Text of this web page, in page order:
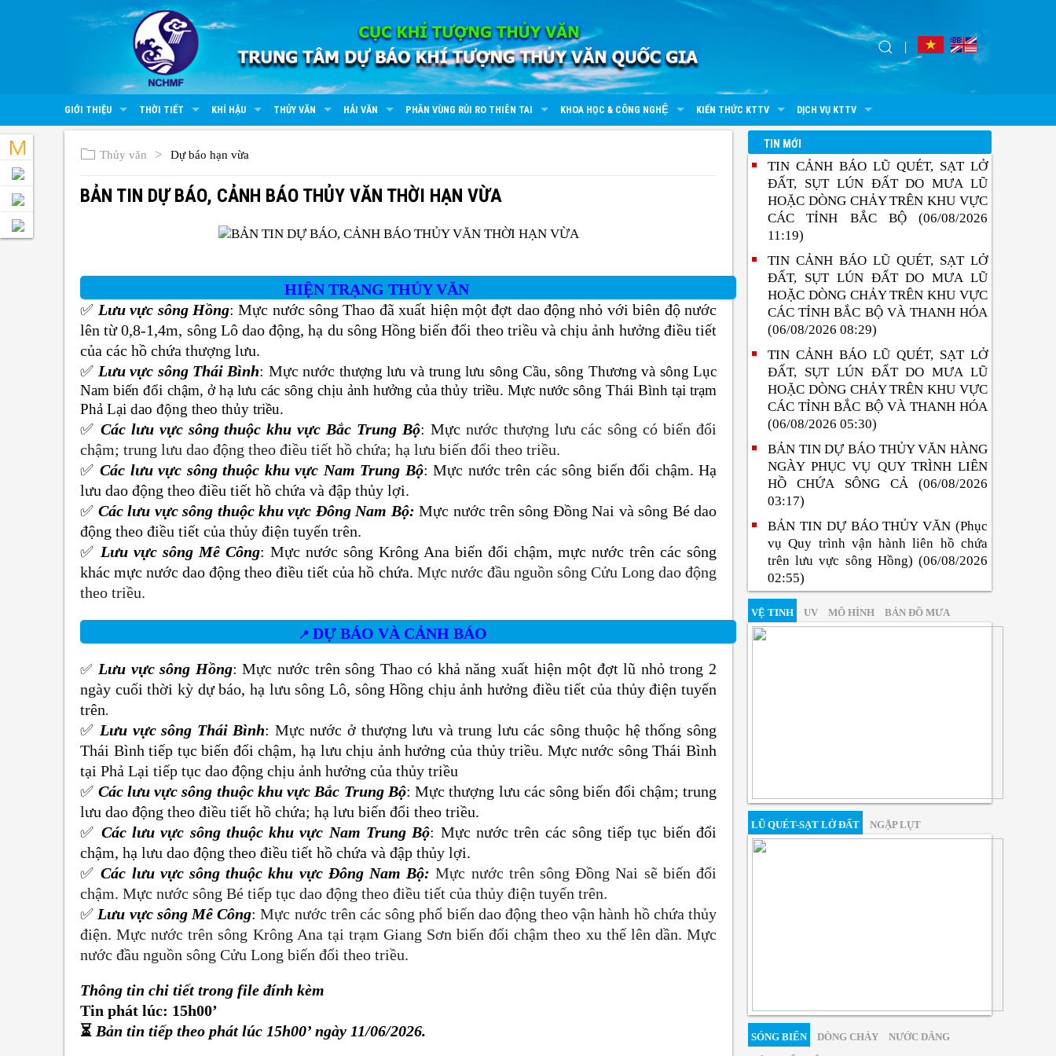
GIỚI THIỆU THỜI TIẾT KHÍ HẬU THỦY VĂN HẢI VĂN PHÂN VÙNG RỦI RO THIÊN TAI KHOA HỌC & CÔNG NGHỆ KIẾN THỨC KTTV DỊCH VỤ KTTV
Thủy văn Dự báo hạn vừa
BẢN TIN DỰ BÁO, CẢNH BÁO THỦY VĂN THỜI HẠN VỪA
HIỆN TRẠNG THỦY VĂN
✅ Lưu vực sông Hồng: Mực nước sông Thao đã xuất hiện một đợt dao động nhỏ với biên độ nước
lên từ 0,8-1,4m, sông Lô dao động, hạ du sông Hồng biến đổi theo triều và chịu ảnh hưởng điều tiết
của các hồ chứa thượng lưu.
✅ Lưu vực sông Thái Bình: Mực nước thượng lưu và trung lưu sông Cầu, sông Thương và sông Lục
Nam biến đổi chậm, ở hạ lưu các sông chịu ảnh hưởng của thủy triều. Mực nước sông Thái Bình tại trạm
Phả Lại dao động theo thủy triều.
✅ Các lưu vực sông thuộc khu vực Bắc Trung Bộ: Mực nước thượng lưu các sông có biến đổi
chậm; trung lưu dao động theo điều tiết hồ chứa; hạ lưu biến đổi theo triều.
✅ Các lưu vực sông thuộc khu vực Nam Trung Bộ: Mực nước trên các sông biến đổi chậm. Hạ
lưu dao động theo điều tiết hồ chứa và đập thủy lợi.
✅ Các lưu vực sông thuộc khu vực Đông Nam Bộ: Mực nước trên sông Đồng Nai và sông Bé dao
động theo điều tiết của thủy điện tuyến trên.
✅ Lưu vực sông Mê Công: Mực nước sông Krông Ana biến đổi chậm, mực nước trên các sông
khác mực nước dao động theo điều tiết của hồ chứa. Mực nước đầu nguồn sông Cửu Long dao động
theo triều.
📍 DỰ BÁO VÀ CẢNH BÁO
✅ Lưu vực sông Hồng:Mực nước trên sông Thao có khả năng xuất hiện một đợt lũ nhỏ trong 2
ngày cuối thời kỳ dự báo, hạ lưusông Lô, sông Hồng chịu ảnh hưởng điều tiết của thủy điện tuyến
trên.
✅ Lưu vực sông Thái Bình: Mực nước ở thượng lưu và trung lưu các sông thuộc hệ thống sông
Thái Bình tiếp tục biến đổi chậm, hạ lưu chịu ảnh hưởng của thủy triều. Mực nước sông Thái Bình
tại Phả Lại tiếp tục dao động chịu ảnh hưởng của thủy triều
✅ Các lưu vực sông thuộc khu vực Bắc Trung Bộ: Mựcthượng lưu các sông biến đổi chậm; trung
lưu dao động theo điều tiết hồ chứa; hạ lưu biến đổi theo triều.
✅ Các lưu vực sông thuộc khu vực Nam Trung Bộ: Mực nước trên các sông tiếp tục biến đổi
chậm, hạ lưu dao động theo điều tiết hồ chứa và đập thủy lợi.
✅Các lưu vực sông thuộc khu vực Đông Nam Bộ: Mực nước trên sông Đồng Nai sẽ biến đổi
chậm. Mực nước sông Bé tiếp tục dao động theo điều tiết của thủy điện tuyến trên.
✅ Lưu vực sông Mê Công:Mực nước trên các sông phổ biến dao động theo vận hành hồ chứa thủy
điện. Mực nước trên sông Krông Ana tại trạm Giang Sơn biến đổi chậm theo xu thế lên dần. Mực
nước đầu nguồn sông Cửu Long biến đổi theo triều.
Thông tin chi tiết trong file đính kèm
Tin phát lúc: 15h00’
⏳ Bản tin tiếp theo phát lúc 15h00’ ngày 11/06/2026.
TIN MỚI
TIN CẢNH BÁO LŨ QUÉT, SẠT LỞ
ĐẤT, SỤT LÚN ĐẤT DO MƯA LŨ
HOẶC DÒNG CHẢY TRÊN KHU VỰC
CÁC TỈNH BẮC BỘ (06/08/2026
11:19)
TIN CẢNH BÁO LŨ QUÉT, SẠT LỞ
ĐẤT, SỤT LÚN ĐẤT DO MƯA LŨ
HOẶC DÒNG CHẢY TRÊN KHU VỰC
CÁC TỈNH BẮC BỘ VÀ THANH HÓA
(06/08/2026 08:29)
TIN CẢNH BÁO LŨ QUÉT, SẠT LỞ
ĐẤT, SỤT LÚN ĐẤT DO MƯA LŨ
HOẶC DÒNG CHẢY TRÊN KHU VỰC
CÁC TỈNH BẮC BỘ VÀ THANH HÓA
(06/08/2026 05:30)
BẢN TIN DỰ BÁO THỦY VĂN HÀNG
NGÀY PHỤC VỤ QUY TRÌNH LIÊN
HỒ CHỨA SÔNG CẢ (06/08/2026
03:17)
BẢN TIN DỰ BÁO THỦY VĂN (Phục
vụ Quy trình vận hành liên hồ chứa
trên lưu vực sông Hồng) (06/08/2026
02:55)
VỆ TINH UV MÔ HÌNH BẢN ĐỒ MƯA
LŨ QUÉT-SẠT LỞ ĐẤT NGẬP LỤT
SÓNG BIỂN DÒNG CHẢY
NƯỚC DÂNG